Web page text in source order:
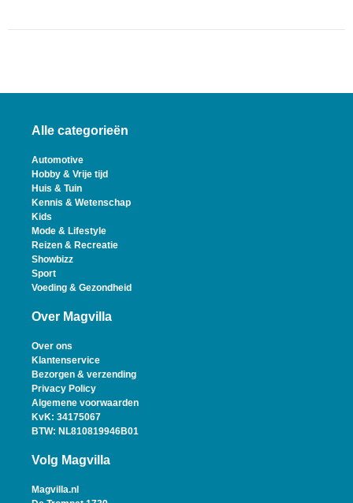
Alle categorieën
Automotive
Hobby & Vrije tijd
Huis & Tuin
Kennis & Wetenschap
Kids
Mode & Lifestyle
Reizen & Recreatie
Showbizz
Sport
Voeding & Gezondheid
Over Magvilla
Over ons
Klantenservice
Bezorgen & verzending
Privacy Policy
Algemene voorwaarden
KvK: 34175067
BTW: NL810819946B01
Volg Magvilla
Magvilla.nl